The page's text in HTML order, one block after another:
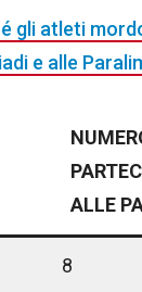
gli atleti
e alle
ALLE
8